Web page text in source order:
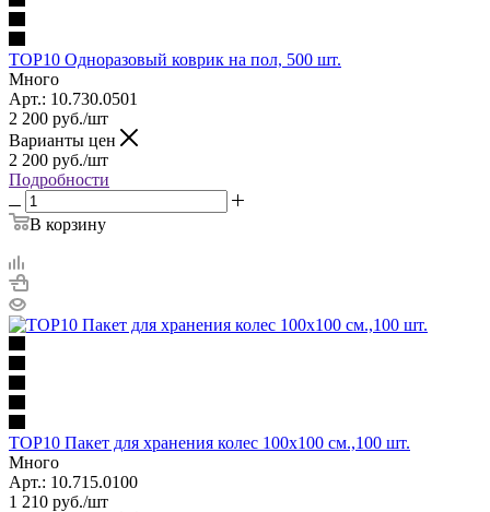
TOP10 Одноразовый коврик на пол, 500 шт.
Много
Арт.: 10.730.0501
2 200 руб./шт
Варианты цен
2 200 руб./шт
Подробности
В корзину
TOP10 Пакет для хранения колес 100х100 см.,100 шт.
Много
Арт.: 10.715.0100
1 210 руб./шт